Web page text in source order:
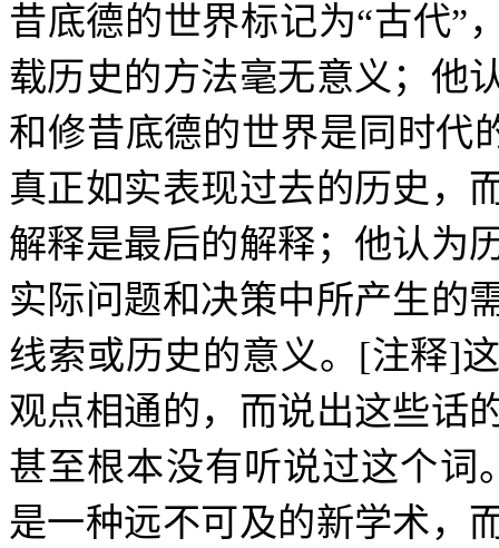
昔底德的世界标记为“古代”
载历史的方法毫无意义；他
和修昔底德的世界是同时代
真正如实表现过去的历史，
解释是最后的解释；他认为
实际问题和决策中所产生的
线索或历史的意义。 [注释]
观点相通的，而说出这些话
甚至根本没有听说过这个词
是一种远不可及的新学术，